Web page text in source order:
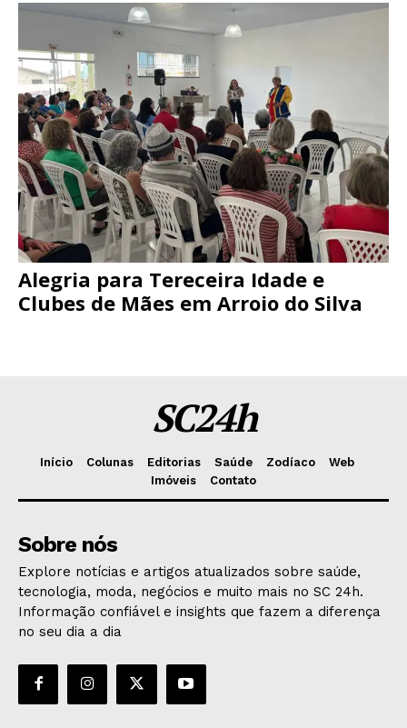
Alegria para Tereceira Idade e
Clubes de Mães em Arroio do Silva
SC24h
Início Colunas Editorias Saúde Zodíaco
Web
Imóveis
Contato
Sobre nós
Explore notícias e artigos atualizados sobre saúde,
tecnologia, moda, negócios e muito mais no SC 24h.
Informação confiável e insights que fazem a diferença
no seu dia a dia